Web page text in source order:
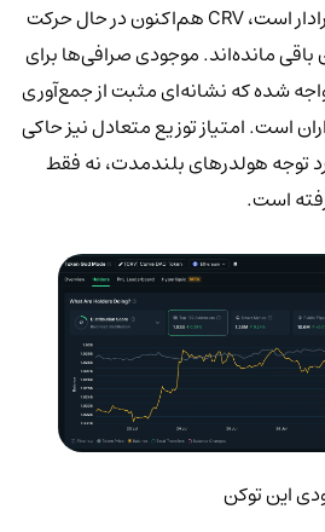
برخلاف ONDO که فعلاً زیر رادار است، CRV هم‌اکنون در حال حرکت
مانده‌اند. موجودی صرافی‌ها برای
با کاهش ۰.۵٪ مواجه شده که نشانه‌ای مثبت از جمع‌آوری
است. امتیاز توزیع متعادل نیز حاکی
توجه هولدرهای بلندمدت، نه فقط
است.
این توکن